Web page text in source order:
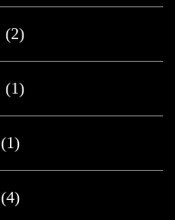
(2)
(1)
(1)
(4)